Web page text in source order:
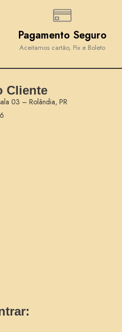
Pagamento Seguro
Aceitamos cartão, Pix e Boleto
Cliente
03 – Rolândia, PR